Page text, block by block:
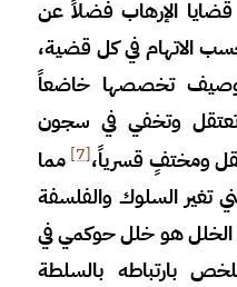
الإرهاب فضلاً عن
الاتهام في كل قضية،
تخصصها خاضعاً
تعتقل وتخفي في سجون
[7]
مما
تغير السلوك والفلسفة
الخلل هو خلل حوكمي في
بارتباطه بالسلطة